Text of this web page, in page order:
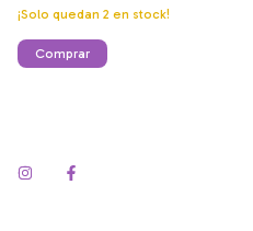
¡Solo quedan 2 en stock!
Comprar